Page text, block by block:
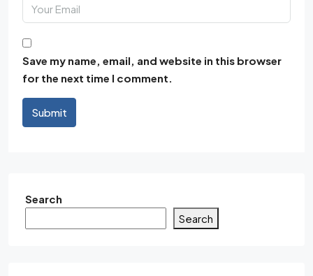
Save my name, email, and website in this browser
for the next time I comment.
Submit
Search
Search